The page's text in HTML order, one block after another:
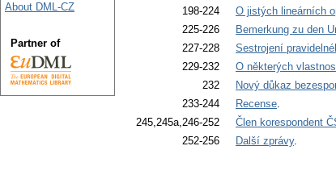
198-224
O jistých lineárních
225-226
Bemerkung zu den
227-228
Sestrojení
229-232
O některých
232
Nový důkaz
233-244
Recense.
245,245a,246-252
Člen korespondent
252-256
Další zprávy.
About DML-CZ
Partner of